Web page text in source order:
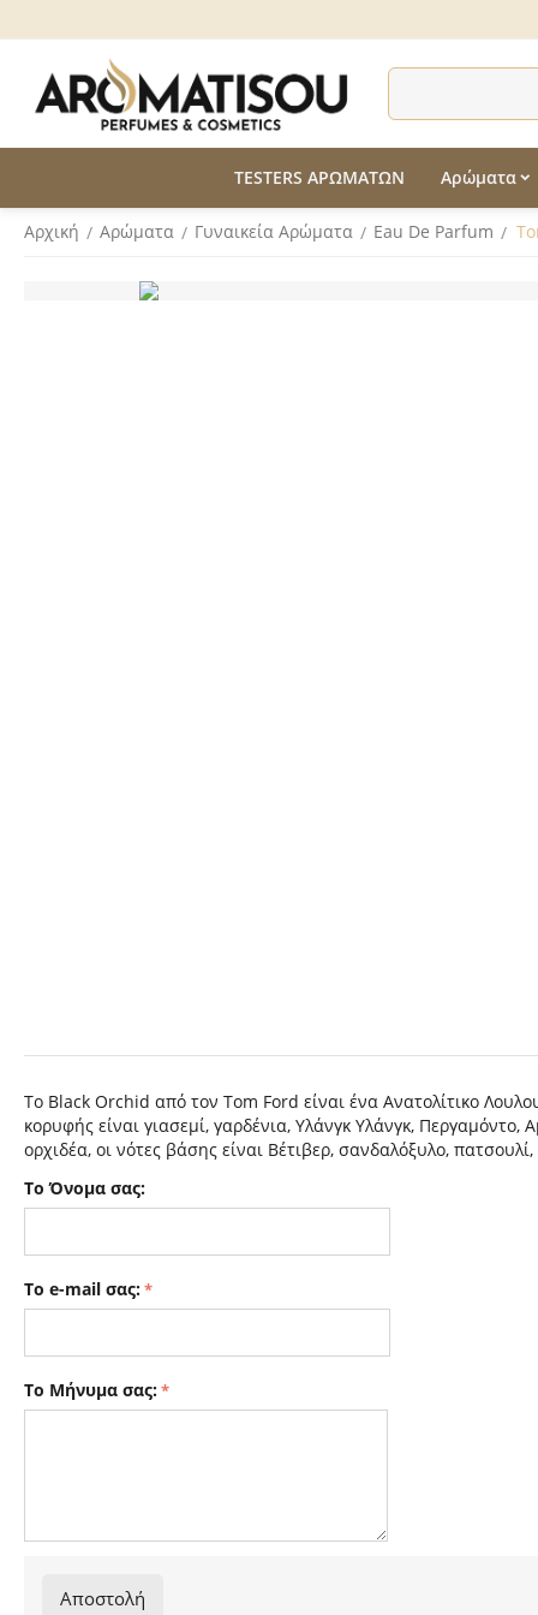
TESTERS ΑΡΩΜΑΤΩΝ Αρώματα
Αρχική / Αρώματα / Γυναικεία Αρώματα / Eau De Parfum /
Το Black Orchid από τον Tom Ford είναι ένα Ανατολίτικο
κορυφής είναι γιασεμί, γαρδένια, Υλάνγκ Υλάνγκ,
ορχιδέα, οι νότες βάσης είναι Βέτιβερ, σανδαλόξυλο,
Το Όνομα σας:
Το e-mail σας:
Το Μήνυμα σας:
Αποστολή